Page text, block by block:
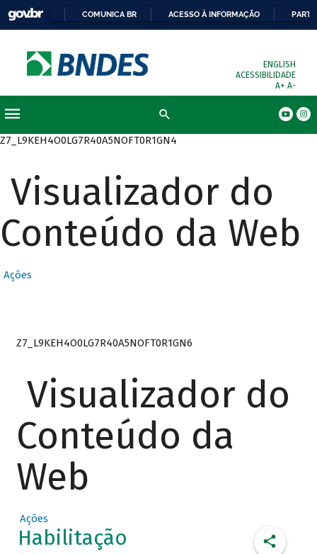
COMUNICA BR ACESSO À INFORMAÇÃO
ENGLISH
ACESSIBILIDADE
A+ A-
Z7_L9KEH4O0LG7R40A5NOFT0R1GN4
Visualizador do
Conteúdo da Web
Ações
Z7_L9KEH4O0LG7R40A5NOFT0R1GN6
Visualizador do
Conteúdo da
Web
Ações
Habilitação